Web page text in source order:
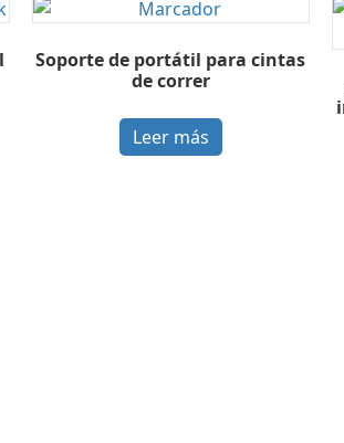
Soporte de portátil para cintas
de correr
Leer más